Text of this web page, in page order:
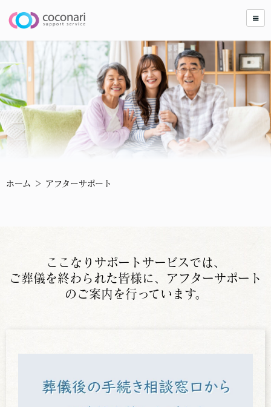
ホーム ＞ アフターサポート
ここなりサポートサービスでは、
ご葬儀を終わられた皆様に、アフターサポート
のご案内を行っています。